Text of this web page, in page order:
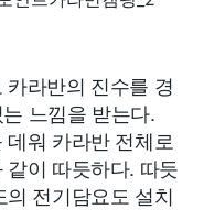
라반의 진수를 경
느낌을 받는다.
워 카라반 전체로
이 따듯하다. 따듯
전기담요도 설치